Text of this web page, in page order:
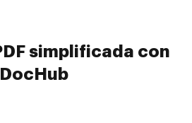
simplificada con
DocHub